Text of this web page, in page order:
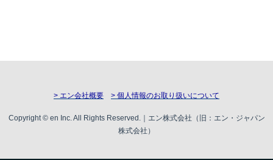
> エン会社概要 > 個人情報のお取り扱いについて
Copyright © en Inc. All Rights Reserved.｜エン株式会社（旧：エン・ジャパン
株式会社）